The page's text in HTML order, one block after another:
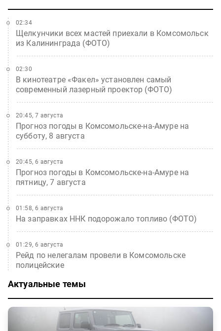
Щелкунчики всех мастей приехали в Комсомольск
из Калининграда (ФОТО)
02:34
В кинотеатре «Факел» установлен самый
современный лазерный проектор (ФОТО)
02:30
Прогноз погоды в Комсомольске-на-Амуре на
субботу, 8 августа
20:45, 7 августа
Прогноз погоды в Комсомольске-на-Амуре на
пятницу, 7 августа
20:45, 6 августа
На заправках ННК подорожало топливо (ФОТО)
01:58, 6 августа
Рейд по нелегалам провели в Комсомольске
полицейские
01:29, 6 августа
Актуальные темы